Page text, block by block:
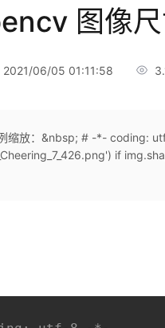
图像
2021/06/05 01:11:58
例缩放：&nbsp; # -*-
if